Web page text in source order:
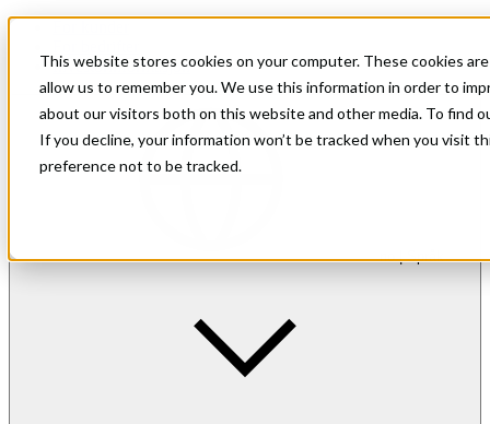
This website stores cookies on your computer. These cookies
allow us to remember you. We use this information in order to
about our visitors both on this website and other media. To find
If you decline, your information won’t be tracked when you visit
preference not to be tracked.
Investorinformasjon
no | Språk